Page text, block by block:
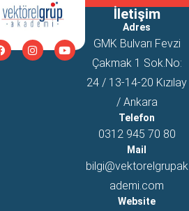
İletişim
Adres
GMK Bulvarı Fevzi
Çakmak 1 Sok.No:
24 / 13-14-20 Kızılay
/ Ankara
Telefon
0312 945 70 80
Mail
bilgi@vektorelgrupak
ademi.com
Website